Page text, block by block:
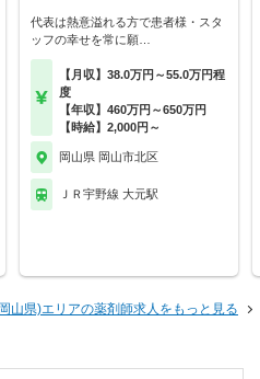
代表は熱意溢れる方で患者様・スタ
ッフの幸せを常に願…
【月収】38.0万円～55.0万円程
度
【年収】460万円～650万円
【時給】2,000円～
岡山県 岡山市北区
ＪＲ宇野線 大元駅
山県)エリアの薬剤師求人をもっと見る